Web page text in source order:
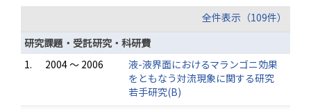
全件表示（109件）
研究課題・受託研究・科研費
1.
2004 ～ 2006
液-液界面におけるマランゴニ効果
をともなう対流現象に関する研究
若手研究(B)